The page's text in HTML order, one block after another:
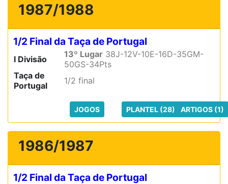
1987/1988
1/2 Final da Taça de Portugal
I Divisão 13º Lugar 38J-12V-10E-16D-35GM-
50GS-34Pts
Taça de
Portugal
1/2 final
JOGOS PLANTEL (28) ARTIGOS (1)
1986/1987
1/2 Final da Taça de Portugal